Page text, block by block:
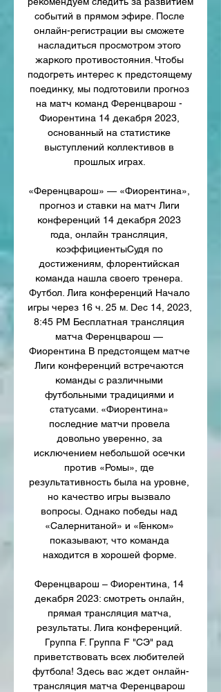
событий в прямом эфире. После
онлайн-регистрации вы сможете
насладиться просмотром этого
жаркого противостояния. Чтобы
подогреть интерес к предстоящему
поединку, мы подготовили прогноз
на матч команд Ференцварош -
Фиорентина 14 декабря 2023,
основанный на статистике
выступлений коллективов в
прошлых играх.
«Ференцварош» — «Фиорентина»,
прогноз и ставки на матч Лиги
конференций 14 декабря 2023
года, онлайн трансляция,
коэффициентыСудя по
достижениям, флорентийская
команда нашла своего тренера.
Футбол. Лига конференций Начало
игры через 16 ч. 25 м. Dec 14, 2023,
8:45 PM Бесплатная трансляция
матча Ференцварош —
Фиорентина В предстоящем матче
Лиги конференций встречаются
команды с различными
футбольными традициями и
статусами. «Фиорентина»
последние матчи провела
довольно уверенно, за
исключением небольшой осечки
против «Ромы», где
результативность была на уровне,
но качество игры вызвало
вопросы. Однако победы над
«Салернитаной» и «Генком»
показывают, что команда
находится в хорошей форме.
Ференцварош – Фиорентина, 14
декабря 2023: смотреть онлайн,
прямая трансляция матча,
результаты. Лига конференций.
Группа F. Группа F "СЭ" рад
приветствовать всех любителей
футбола! Здесь вас ждет онлайн-
трансляция матча Ференцварош